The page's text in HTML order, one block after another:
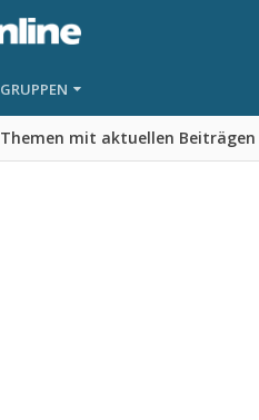
Themen mit aktuellen Beiträgen
GRUPPEN